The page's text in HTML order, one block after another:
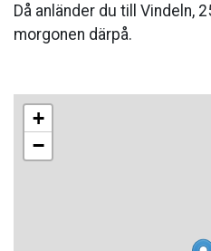
Då anländer du till Vindeln,
morgonen därpå.
+
−